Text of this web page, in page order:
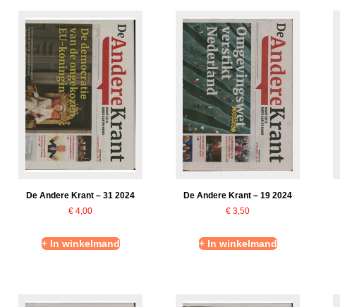
De Andere Krant – 31 2024
€ 4,00
+ In winkelmand
De Andere Krant – 19 2024
€ 3,50
+ In winkelmand